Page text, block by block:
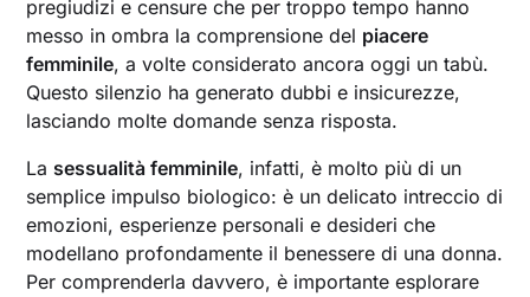
pregiudizi e censure che per troppo tempo hanno
messo in ombra la comprensione del piacere
femminile, a volte considerato ancora oggi un tabù.
Questo silenzio ha generato dubbi e insicurezze,
lasciando molte domande senza risposta.
La sessualità femminile, infatti, è molto più di un
semplice impulso biologico: è un delicato intreccio di
emozioni, esperienze personali e desideri che
modellano profondamente il benessere di una donna.
Per comprenderla davvero, è importante esplorare